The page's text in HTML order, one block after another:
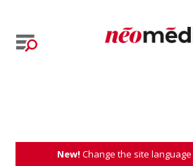
New! Change the site